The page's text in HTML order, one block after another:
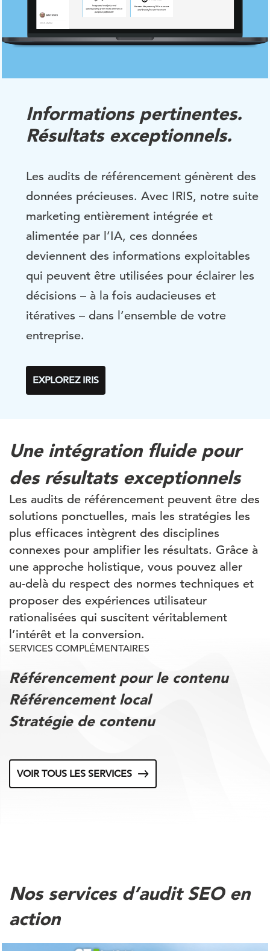
Informations pertinentes.
Résultats exceptionnels.
Les audits de référencement génèrent des
données précieuses. Avec IRIS, notre suite
marketing entièrement intégrée et
alimentée par l’IA, ces données
deviennent des informations exploitables
qui peuvent être utilisées pour éclairer les
décisions – à la fois audacieuses et
itératives – dans l’ensemble de votre
entreprise.
EXPLOREZ IRIS
Une intégration fluide pour
des résultats exceptionnels
Les audits de référencement peuvent être des
solutions ponctuelles, mais les stratégies les
plus efficaces intègrent des disciplines
connexes pour amplifier les résultats. Grâce à
une approche holistique, vous pouvez aller
au-delà du respect des normes techniques et
proposer des expériences utilisateur
rationalisées qui suscitent véritablement
l’intérêt et la conversion.
SERVICES COMPLÉMENTAIRES
Référencement pour le contenu
Référencement local
Stratégie de contenu
VOIR TOUS LES SERVICES
Nos services d’audit SEO en
action